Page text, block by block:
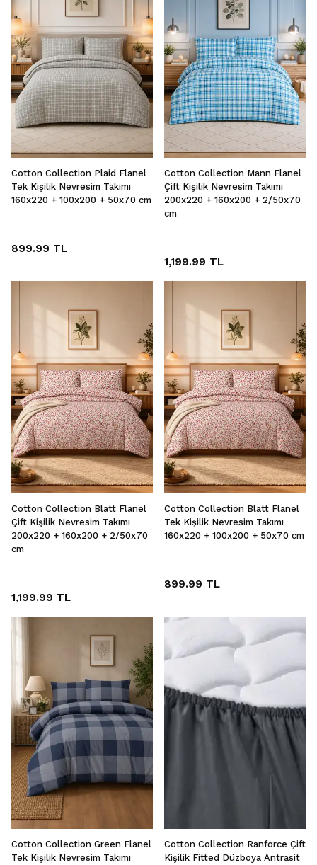
Cotton Collection Plaid Flanel
Tek Kişilik Nevresim Takımı
160x220 + 100x200 + 50x70 cm
899.99 TL
Cotton Collection Mann Flanel
Çift Kişilik Nevresim Takımı
200x220 + 160x200 + 2/50x70
cm
1,199.99 TL
Cotton Collection Blatt Flanel
Çift Kişilik Nevresim Takımı
200x220 + 160x200 + 2/50x70
cm
1,199.99 TL
Cotton Collection Blatt Flanel
Tek Kişilik Nevresim Takımı
160x220 + 100x200 + 50x70 cm
899.99 TL
Cotton Collection Green Flanel
Tek Kişilik Nevresim Takımı
Cotton Collection Ranforce Çift
Kişilik Fitted Düzboya Antrasit